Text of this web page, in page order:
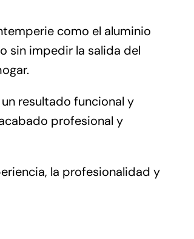
como el aluminio
sin impedir la salida del
resultado funcional y
profesional y
la profesionalidad y